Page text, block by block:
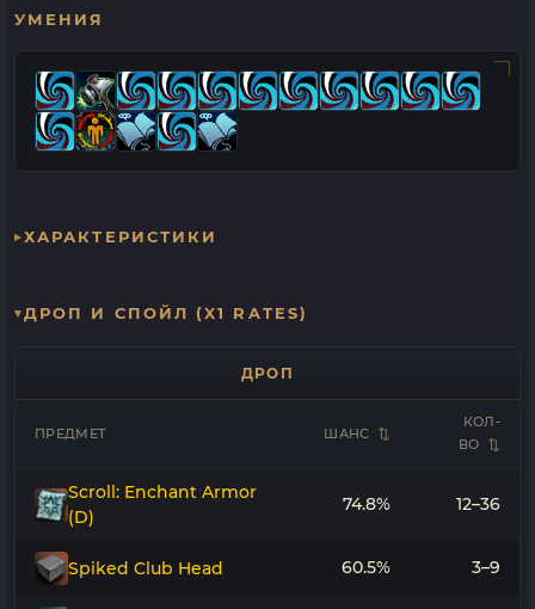
УМЕНИЯ
ХАРАКТЕРИСТИКИ
ДРОП И СПОЙЛ (X1 RATES)
ДРОП
ПРЕДМЕТ ШАНС
КОЛ-
ВО
Scroll: Enchant Armor
(D)
74.8% 12–36
Spiked Club Head 60.5% 3–9